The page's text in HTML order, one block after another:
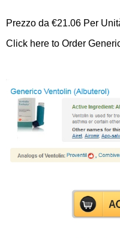
Prezzo da €21.06 Per
Click here to Order